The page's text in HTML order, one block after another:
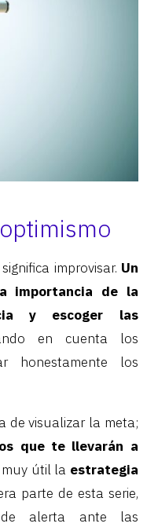
improvisar. Un
importancia de la
y escoger las
en cuenta los
honestamente los
de visualizar la meta;
que te llevarán a
muy útil la estrategia
parte de esta serie,
alerta ante las